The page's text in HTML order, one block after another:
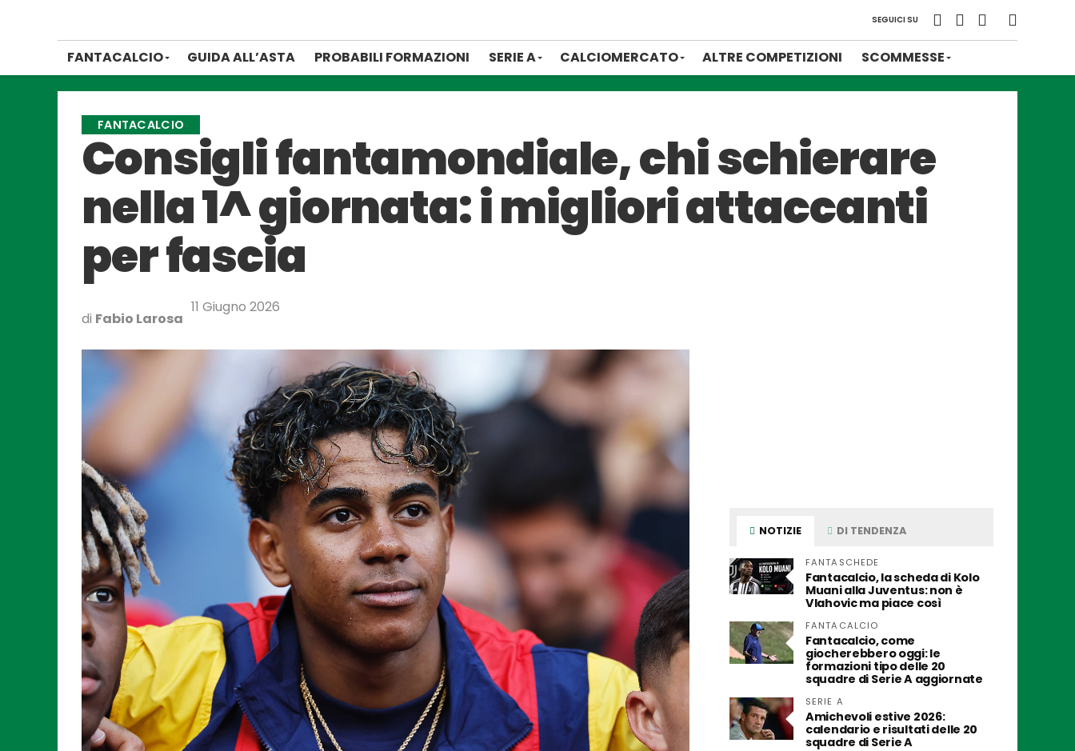
SEGUICI SU
FANTACALCIO GUIDA ALL’ASTA PROBABILI FORMAZIONI SERIE A CALCIOMERCATO ALTRE COMPETIZIONI SCOMMESSE
FANTACALCIO
Consigli fantamondiale, chi schierare
nella 1^ giornata: i migliori attaccanti
per fascia
di Fabio Larosa
11 Giugno 2026
NOTIZIE DI TENDENZA
FANTASCHEDE
Fantacalcio, la scheda di Kolo
Muani alla Juventus: non è
Vlahovic ma piace così
FANTACALCIO
Fantacalcio, come
giocherebbero oggi: le
formazioni tipo delle 20
squadre di Serie A aggiornate
SERIE A
Amichevoli estive 2026:
calendario e risultati delle 20
squadre di Serie A